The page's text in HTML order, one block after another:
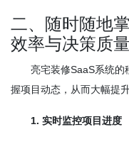
二、随时随地
效率与决策质量
亮宅装修SaaS系统的
握项目动态，从而大幅提
1. 实时监控项目进度